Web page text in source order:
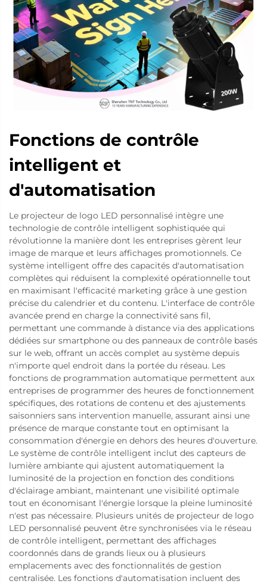
Fonctions de contrôle
intelligent et
d'automatisation
Le projecteur de logo LED personnalisé intègre une
technologie de contrôle intelligent sophistiquée qui
révolutionne la manière dont les entreprises gèrent leur
image de marque et leurs affichages promotionnels. Ce
système intelligent offre des capacités d'automatisation
complètes qui réduisent la complexité opérationnelle tout
en maximisant l'efficacité marketing grâce à une gestion
précise du calendrier et du contenu. L'interface de contrôle
avancée prend en charge la connectivité sans fil,
permettant une commande à distance via des applications
dédiées sur smartphone ou des panneaux de contrôle basés
sur le web, offrant un accès complet au système depuis
n'importe quel endroit dans la portée du réseau. Les
fonctions de programmation automatique permettent aux
entreprises de programmer des heures de fonctionnement
spécifiques, des rotations de contenu et des ajustements
saisonniers sans intervention manuelle, assurant ainsi une
présence de marque constante tout en optimisant la
consommation d'énergie en dehors des heures d'ouverture.
Le système de contrôle intelligent inclut des capteurs de
lumière ambiante qui ajustent automatiquement la
luminosité de la projection en fonction des conditions
d'éclairage ambiant, maintenant une visibilité optimale
tout en économisant l'énergie lorsque la pleine luminosité
n'est pas nécessaire. Plusieurs unités de projecteur de logo
LED personnalisé peuvent être synchronisées via le réseau
de contrôle intelligent, permettant des affichages
coordonnés dans de grands lieux ou à plusieurs
emplacements avec des fonctionnalités de gestion
centralisée. Les fonctions d'automatisation incluent des